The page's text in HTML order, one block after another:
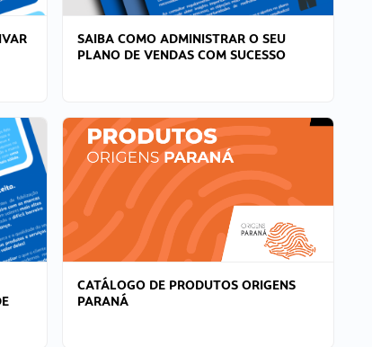
SAIBA COMO ADMINISTRAR O SEU
PLANO DE VENDAS COM SUCESSO
CATÁLOGO DE PRODUTOS ORIGENS
PARANÁ